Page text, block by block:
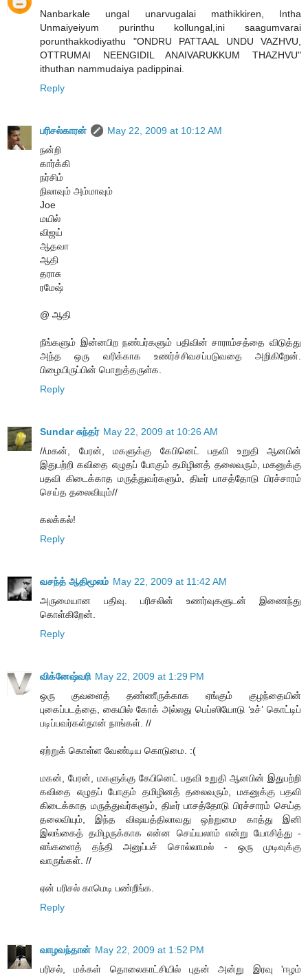
Nanbarkale ungal unarvugalai mathikkiren, Intha
Unmaiyeiyum purinthu kollungal,ini saagumvarai
porunthakkodiyathu "ONDRU PATTAAL UNDU VAZHVU,
OTTRUMAI NEENGIDIL ANAIVARUKKUM THAZHVU"
ithuthan nammudaiya padippinai.
Reply
பரிசல்காரன்
May 22, 2009 at 10:12 AM
நன்றி
கார்க்கி
நர்சிம்
நிலாவும் அம்மாவும்
Joe
மயில்
விஜய்
ஆதவா
ஆதி
தராசு
ரமேஷ்
@ ஆதி
நீங்களும் இன்னபிற நண்பர்களும் பதிவின் சாராம்சத்தை விடுத்து
அந்த ஒரு வரிக்காக உணர்ச்சிவசப்படுவதை அறிகிறேன்.
பிழையிருப்பின் பொறுத்தருள்க.
Reply
Sundar சுந்தர் May 22, 2009 at 10:26 AM
//மகன், பேரன், மகளுக்கு கேபினெட் பதவி உறுதி ஆனபின்
இதுபற்றி கவிதை எழுதப் போகும் தமிழினத் தலைவரும், மகனுக்கு
பதவி கிடைக்காத மருத்துவர்களும், திடீர் பாசத்தோடு பிரச்சாரம்
செய்த தலைவியும்//
கலக்கல்!
Reply
வசந்த் ஆதிமூலம் May 22, 2009 at 11:42 AM
அருமையான பதிவு. பரிசலின் உணர்வுகளுடன் இணைந்து
கொள்கிறேன்.
Reply
விக்னேஷ்வரி May 22, 2009 at 1:29 PM
ஒரு குவளைத் தண்ணீருக்காக ஏங்கும் குழந்தையின்
புகைப்படத்தை, கையில் கோக் அல்லது பெப்ஸியோடு ‘உச்’ கொட்டிப்
படிப்பவர்கள்தான் நாங்கள். //
ஏற்றுக் கொள்ள வேண்டிய கொடுமை. :(
மகன், பேரன், மகளுக்கு கேபினெட் பதவி உறுதி ஆனபின் இதுபற்றி
கவிதை எழுதப் போகும் தமிழினத் தலைவரும், மகனுக்கு பதவி
கிடைக்காத மருத்துவர்களும், திடீர் பாசத்தோடு பிரச்சாரம் செய்த
தலைவியும், இந்த விஷயத்திலாவது ஒற்றுமை காத்து இனி
இலங்கைத் தமிழருக்காக என்ன செய்யலாம் என்று யோசித்து -
எங்களைத் தந்தி அனுப்பச் சொல்லாமல் - ஒரு முடிவுக்கு
வாருங்கள். //
ஏன் பரிசல் காமெடி பண்றீங்க.
Reply
வாழவந்தான் May 22, 2009 at 1:52 PM
பரிசல், மக்கள் தொலைகாட்சியில் புதன் அன்று இரவு 'ஈழம்